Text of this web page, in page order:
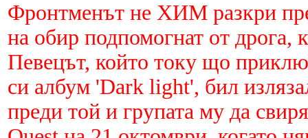
Фронтменът не ХИМ разкри
на обир подпомогнат от дрога,
Певецът, който току що
си албум 'Dark light', бил
преди той и групата му да